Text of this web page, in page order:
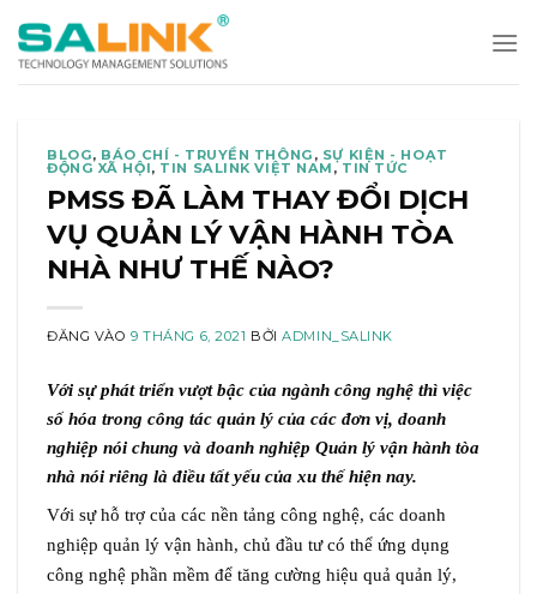
qua
nội
BLOG, BÁO CHÍ - TRUYỀN THÔNG , SỰ KIỆN - HOẠT
ĐỘNG XÃ HỘI, TIN SALINK VIỆT NAM , TIN TỨC
PMSS ĐÃ LÀM THAY ĐỔI DỊCH
VỤ QUẢN LÝ VẬN HÀNH TÒA
NHÀ NHƯ THẾ NÀO?
ĐĂNG VÀO9 THÁNG 6, 2021 BỞIADMIN_SALINK
Với sự phát triển vượt bậc của ngành công nghệ thì việc
số hóa trong công tác quản lý của các đơn vị, doanh
nghiệp nói chung và doanh nghiệp Quản lý vận hành tòa
nhà nói riêng là điều tất yếu của xu thế hiện nay.
Với sự hỗ trợ của các nền tảng công nghệ, các doanh
nghiệp quản lý vận hành, chủ đầu tư có thể ứng dụng
công nghệ phần mềm để tăng cường hiệu quả quản lý,